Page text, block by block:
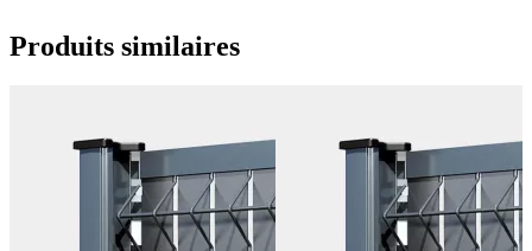
Produits similaires